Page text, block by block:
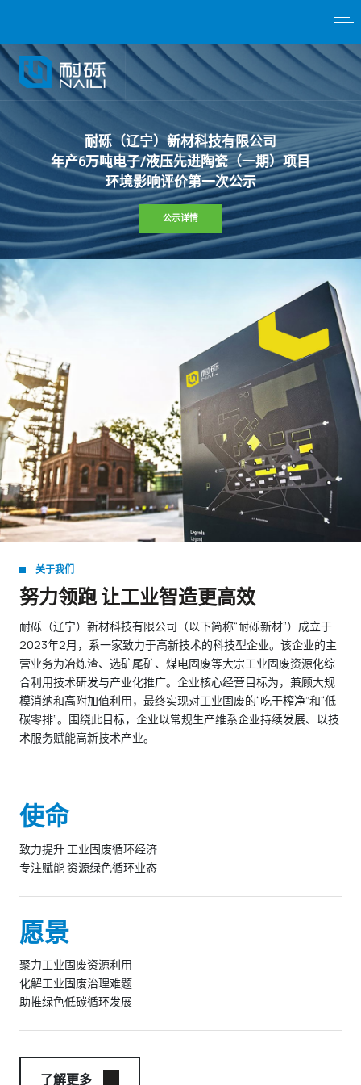
耐砾（辽宁）新材科技有限公司
年产6万吨电子/液压先进陶瓷（一期）项目
环境影响评价第一次公示
公示详情
关于我们
努力领跑 让工业智造更高效
耐砾（辽宁）新材科技有限公司（以下简称“耐砾新材”）成立于
2023年2月，系一家致力于高新技术的科技型企业。该企业的主
营业务为冶炼渣、选矿尾矿、煤电固废等大宗工业固废资源化综
合利用技术研发与产业化推广。企业核心经营目标为，兼顾大规
模消纳和高附加值利用，最终实现对工业固废的“吃干榨净”和“低
碳零排”。围绕此目标，企业以常规生产维系企业持续发展、以技
术服务赋能高新技术产业。
使命
致力提升 工业固废循环经济
专注赋能 资源绿色循环业态
愿景
聚力工业固废资源利用
化解工业固废治理难题
助推绿色低碳循环发展
了解更多